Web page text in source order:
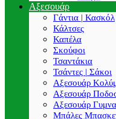
Αξεσουάρ
Γάντια | Κασκόλ
Κάλτσες
Καπέλα
Σκούφοι
Τσαντάκια
Τσάντες | Σάκοι
Αξεσουάρ
Αξεσουάρ
Αξεσουάρ
Μπάλες